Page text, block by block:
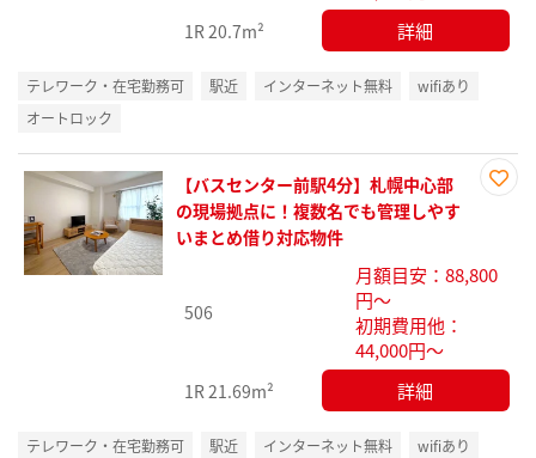
1R 20.7m² 詳細
テレワーク・在宅勤務可 駅近 インターネット無料
wifiあり
オートロック
録
【バスセンター前駅4分】札幌中心部
の現場拠点に！複数名でも管理しやす
いまとめ借り対応物件
506
月額目安：88,800
円～
初期費用他：
44,000円～
1R 21.69m² 詳細
テレワーク・在宅勤務可 駅近 インターネット無料
wifiあり